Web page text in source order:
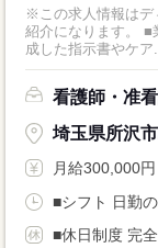
※この求人情報はデ
紹介になります。 ■
成した指示書やケア...
看護師・准
埼玉県所沢
月給300,000円
■シフト 日勤
■休日制度 完